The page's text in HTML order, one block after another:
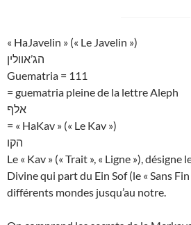
« HaJavelin » (« Le Javelin »)
הג’אוולין
Guematria = 111
= guematria pleine de la lettre Aleph
אלף
= « HaKav » (« Le Kav »)
הקו
Le « Kav » (« Trait », « Ligne »), désigne
Divine qui part du Ein Sof (le « Sans
différents mondes jusqu’au notre.